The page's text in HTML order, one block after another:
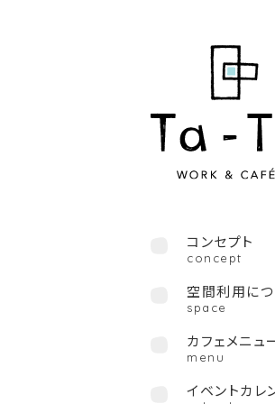
コンセプト
concept
空間利用に
space
カフェメニュ
menu
イベントカレ